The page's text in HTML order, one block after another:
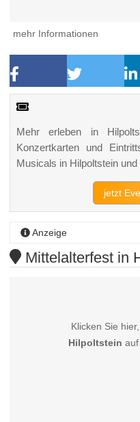
mehr Informationen
Mehr erleben in
Konzertkarten und
Musicals in Hilpoltstein
jetzt
Anzeige
Mittelalterfest in
Klicken Sie
Hilpoltstein auf